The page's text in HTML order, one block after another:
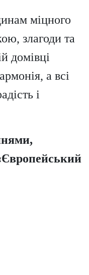
міцного
злагоди та
домівці
а всі
і
День відкритих дверей